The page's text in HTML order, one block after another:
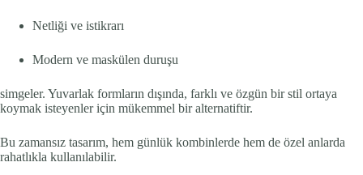
Netliği ve istikrarı
Modern ve maskülen duruşu
simgeler. Yuvarlak formların dışında, farklı ve özgün bir stil ortaya
koymak isteyenler için mükemmel bir alternatiftir.
Bu zamansız tasarım, hem günlük kombinlerde hem de özel anlarda
rahatlıkla kullanılabilir.